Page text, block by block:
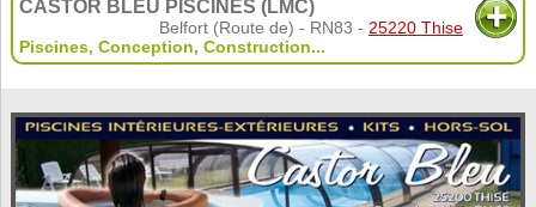
CASTOR BLEU PISCINES (LMC)
Belfort (Route de) - RN83 - 25220 Thise
Piscines, Conception, Construction...